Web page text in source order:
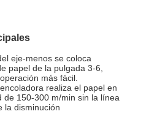
eje-menos se coloca
papel de la pulgada 3-6,
más fácil.
realiza el papel en
de 150-300 m/min sin la línea
la disminución